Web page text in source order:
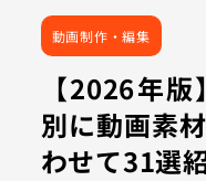
動画制作・編集
【2026年
別に動画素
わせて31選